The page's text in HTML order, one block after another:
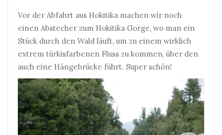
Vor der Abfahrt aus Hokitika machen wir noch
einen Abstecher zum Hokitika Gorge, wo man ein
Stück durch den Wald läuft, um zu einem wirklich
extrem türkisfarbenen Fluss zu kommen, über den
auch eine Hängebrücke führt. Super schön!